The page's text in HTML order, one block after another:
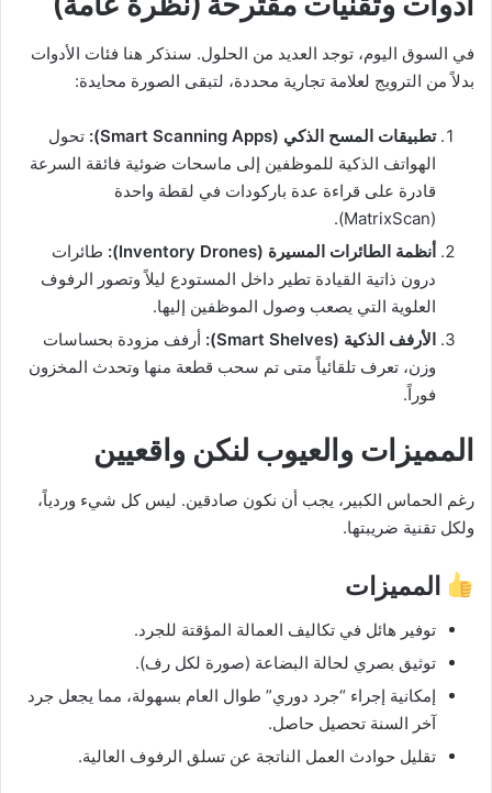
في السوق اليوم، توجد العديد من الحلول. سنذكر هنا فئات الأدوات
بدلاً من الترويج لعلامة تجارية محددة، لتبقى الصورة محايدة:
تطبيقات المسح الذكي (Smart Scanning Apps):
تحول
الهواتف الذكية للموظفين إلى ماسحات ضوئية فائقة السرعة
قادرة على قراءة عدة باركودات في لقطة واحدة
(MatrixScan).
أنظمة الطائرات المسيرة (Inventory Drones):
طائرات
درون ذاتية القيادة تطير داخل المستودع ليلاً وتصور الرفوف
العلوية التي يصعب وصول الموظفين إليها.
الأرفف الذكية (Smart Shelves):
أرفف مزودة بحساسات
وزن، تعرف تلقائياً متى تم سحب قطعة منها وتحدث المخزون
فوراً.
المميزات والعيوب لنكن واقعيين
رغم الحماس الكبير، يجب أن نكون صادقين. ليس كل شيء وردياً،
ولكل تقنية ضريبتها.
المميزات
توفير هائل في تكاليف العمالة المؤقتة للجرد.
توثيق بصري لحالة البضاعة (صورة لكل رف).
إمكانية إجراء “جرد دوري” طوال العام بسهولة، مما يجعل جرد
آخر السنة تحصيل حاصل.
تقليل حوادث العمل الناتجة عن تسلق الرفوف العالية.